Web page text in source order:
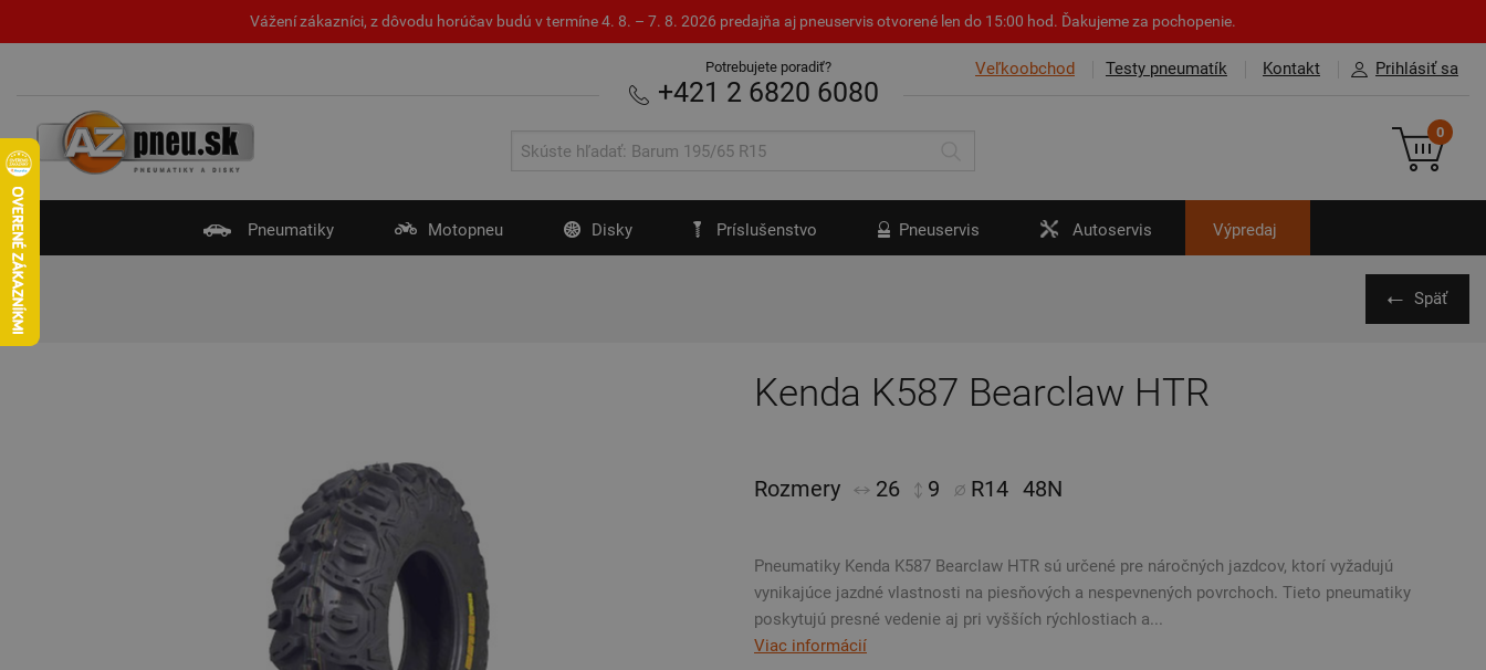
Vážení zákazníci, z dôvodu horúčav budú v termíne 4. 8. – 7. 8. 2026 predajňa aj pneuservis otvorené len do 15:00 hod. Ďakujeme za pochopenie.
Veľkoobchod Testy pneumatík Kontakt Prihlásiť sa
Potrebujete poradiť?
+421 2 6820 6080
0
Pneumatiky Motopneu Disky Príslušenstvo Pneuservis Autoservis Výpredaj
Späť
Kenda K587 Bearclaw HTR
Rozmery 26 9 R14 48N
Pneumatiky Kenda K587 Bearclaw HTR sú určené pre náročných jazdcov, ktorí vyžadujú
vynikajúce jazdné vlastnosti na piesňových a nespevnených povrchoch. Tieto pneumatiky
poskytujú presné vedenie aj pri vyšších rýchlostiach a...
Viac informácií